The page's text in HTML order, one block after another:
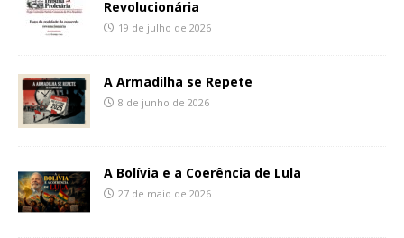
Revolucionária
19 de julho de 2026
A Armadilha se Repete
8 de junho de 2026
A Bolívia e a Coerência de Lula
27 de maio de 2026